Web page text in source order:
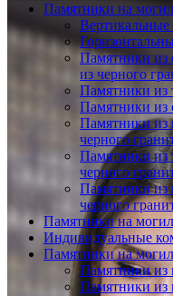
Памятники на
Памятники из
из черного
Памятники из
Памятники из
Памятники из
черного
Памятники из
черного
Памятники из
черного
Памятники на
Индивидуальные
Памятники на
Памятники из
Памятники